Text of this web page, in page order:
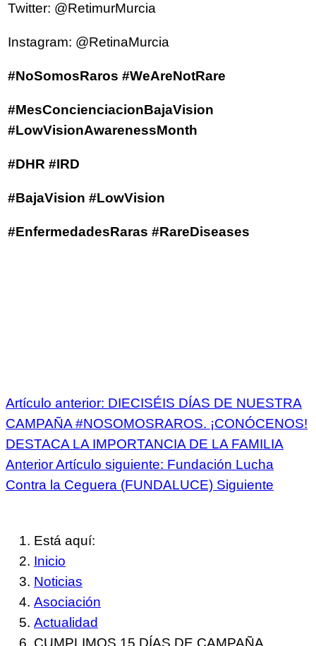
Twitter: @RetimurMurcia
Instagram: @RetinaMurcia
#NoSomosRaros #WeAreNotRare
#MesConcienciacionBajaVision
#LowVisionAwarenessMonth
#DHR #IRD
#BajaVision #LowVision
#EnfermedadesRaras #RareDiseases
Artículo anterior: DIECISÉIS DÍAS DE NUESTRA
CAMPAÑA #NOSOMOSRAROS. ¡CONÓCENOS!
DESTACA LA IMPORTANCIA DE LA FAMILIA
AnteriorArtículo siguiente: Fundación Lucha
Contra la Ceguera (FUNDALUCE) Siguiente
Está aquí:
Inicio
Noticias
Asociación
Actualidad
CUMPLIMOS 15 DÍAS DE CAMPAÑA